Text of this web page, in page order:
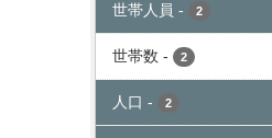
世帯人員 - 2
世帯数 - 2
人口 - 2